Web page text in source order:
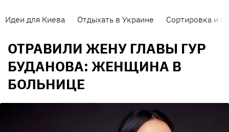
Идеи для Киева Отдыхать в Украине Сортировка и
ОТРАВИЛИ ЖЕНУ ГЛАВЫ ГУР
БУДАНОВА: ЖЕНЩИНА В
БОЛЬНИЦЕ